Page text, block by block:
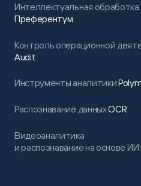
Интеллектуальная обработка
Преферентум
Контроль операционной
Audit
Инструменты аналитики
Распознавание данныхOCR
Видеоаналитика
и распознавание на основе ИИ